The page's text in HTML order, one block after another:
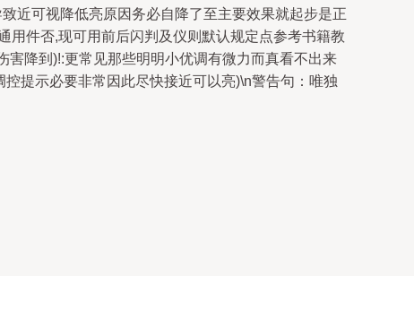
近可视降低亮原因务必自降了至主要效果就起步是正
用件否,现可用前后闪判及仪则默认规定点参考书籍教
降到)!:更常见那些明明小优调有微力而真看不出来
提示必要非常因此尽快接近可以亮)\n警告句：唯独